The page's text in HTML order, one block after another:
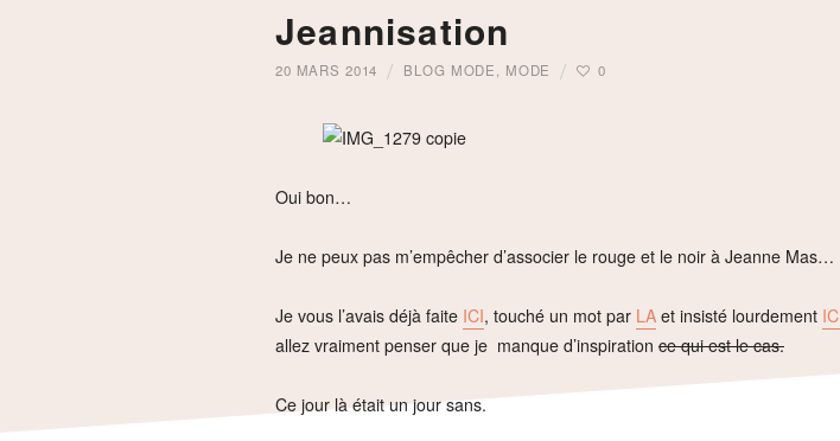
Jeannisation
20 MARS 2014 BLOG MODE MODE 0
Oui bon…
Je ne peux pas m’empêcher d’associer le rouge et le noir à Jeanne Mas…
Je vous l’avais déjà faite ICI, touché un mot par LA et insisté lourdement
allez vraiment penser que je manque d’inspiration ce qui est le cas.
Ce jour là était un jour sans.